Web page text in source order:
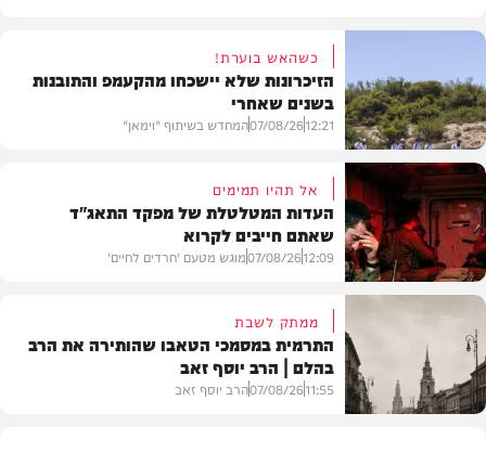
וידאו
כשהאש בוערת!
הזיכרונות שלא יישכחו מהקעמפ והתובנות
בשנים שאחרי
12:21
07/08/26המחדש בשיתוף "וימאן"
דעות
אל תהיו תמימים
העדות המטלטלת של מפקד התאג"ד
שאתם חייבים לקרוא
12:09
07/08/26מוגש מטעם 'חרדים לחיים'
ממתק לשבת
התרמית במסמכי הטאבו שהותירה את הרב
בהלם | הרב יוסף זאב
11:55
07/08/26הרב יוסף זאב